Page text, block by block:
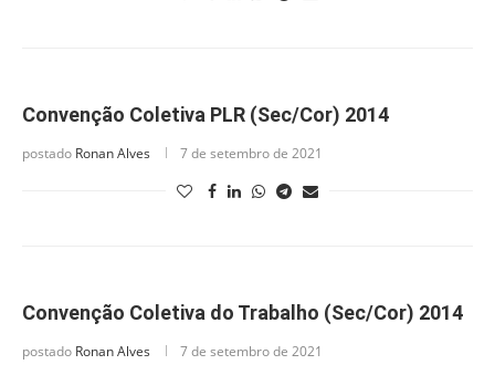
Convenção Coletiva PLR (Sec/Cor) 2014
postado Ronan Alves 7 de setembro de 2021
Convenção Coletiva do Trabalho (Sec/Cor) 2014
postado Ronan Alves 7 de setembro de 2021